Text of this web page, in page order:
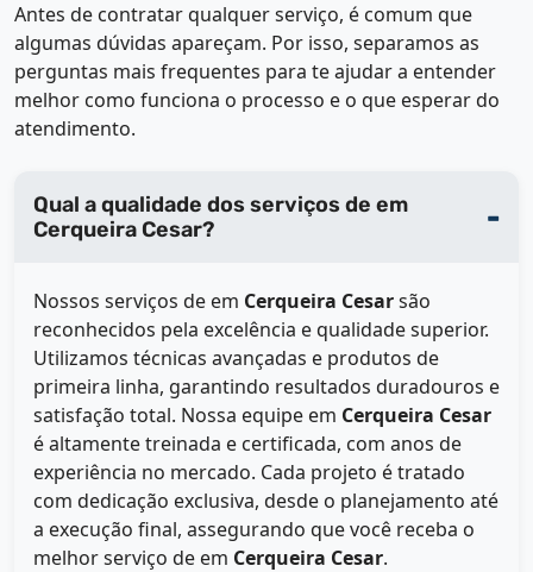
Antes de contratar qualquer serviço, é comum que
algumas dúvidas apareçam. Por isso, separamos as
perguntas mais frequentes para te ajudar a entender
melhor como funciona o processo e o que esperar do
atendimento.
Qual a qualidade dos serviços de em
Cerqueira Cesar?
Nossos serviços de em Cerqueira Cesarsão
reconhecidos pela excelência e qualidade superior.
Utilizamos técnicas avançadas e produtos de
primeira linha, garantindo resultados duradouros e
satisfação total. Nossa equipe em Cerqueira Cesar
é altamente treinada e certificada, com anos de
experiência no mercado. Cada projeto é tratado
com dedicação exclusiva, desde o planejamento até
a execução final, assegurando que você receba o
melhor serviço de em Cerqueira Cesar.